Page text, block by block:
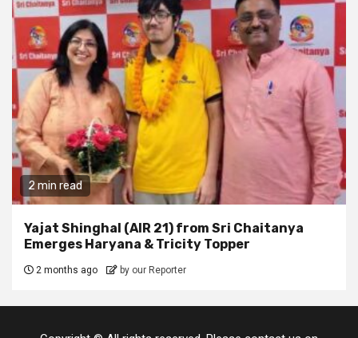
2 min read
Yajat Shinghal (AIR 21) from Sri Chaitanya
Emerges Haryana & Tricity Topper
2 months ago by our Reporter